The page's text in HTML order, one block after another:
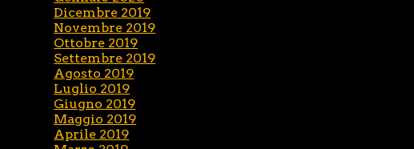
Dicembre 2019
Novembre 2019
Ottobre 2019
Settembre 2019
Agosto 2019
Luglio 2019
Giugno 2019
Maggio 2019
Aprile 2019